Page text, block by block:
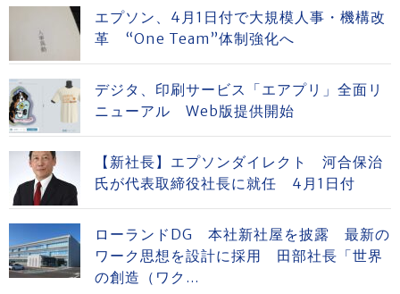
エプソン、4月1日付で大規模人事・機構改
革 “One Team”体制強化へ
デジタ、印刷サービス「エアプリ」全面リ
ニューアル Web版提供開始
【新社長】エプソンダイレクト 河合保治
氏が代表取締役社長に就任 4月1日付
ローランドDG 本社新社屋を披露 最新の
ワーク思想を設計に採用 田部社長「世界
の創造（ワク...